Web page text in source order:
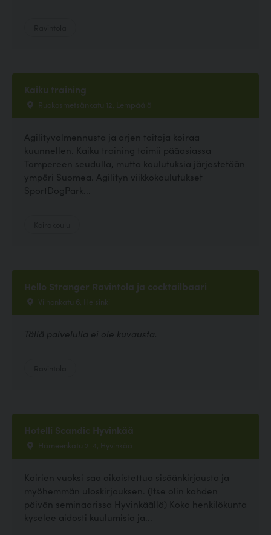
Kaiku training
Ruokosmetsänkatu 12, Lempäälä
Agilityvalmennusta ja arjen taitoja koiraa
kuunnellen. Kaiku training toimii pääasiassa
Tampereen seudulla, mutta koulutuksia järjestetään
ympäri Suomea. Agilityn viikkokoulutukset
SportDogPark...
Hello Stranger Ravintola ja cocktailbaari
Vilhonkatu 6, Helsinki
Tällä palvelulla ei ole kuvausta.
Hotelli Scandic Hyvinkää
Hämeenkatu 2-4, Hyvinkää
Koirien vuoksi saa aikaistettua sisäänkirjausta ja
myöhemmän uloskirjauksen. (Itse olin kahden
päivän seminaarissa Hyvinkäällä) Koko henkilökunta
kyselee aidosti kuulumisia ja...